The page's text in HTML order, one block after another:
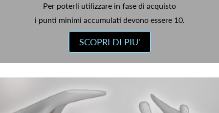
Per poterli utilizzare in fase di acquisto
i punti minimi accumulati devono essere 10.
SCOPRI DI PIU'